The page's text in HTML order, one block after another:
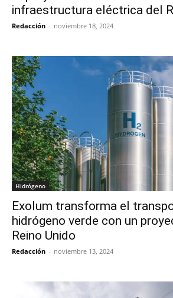
infraestructura eléctrica del
Redacción - noviembre 18, 2024
Hidrógeno
Exolum transforma el
hidrógeno verde con un
Reino Unido
Redacción - noviembre 13, 2024